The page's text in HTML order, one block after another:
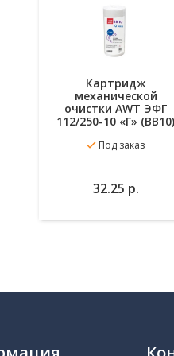
Картридж
механической
очистки AWT ЭФГ
112/250-10 «Г» (BB10)
Под заказ
32.25 р.
избранное